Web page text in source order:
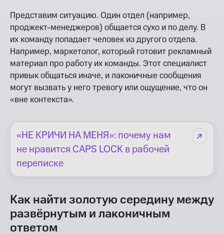
Представим ситуацию. Один отдел (например,
проджект-менеджеров) общается сухо и по делу. В
их команду попадает человек из другого отдела.
Например, маркетолог, который готовит рекламный
материал про работу их команды. Этот специалист
привык общаться иначе, и лаконичные сообщения
могут вызвать у него тревогу или ощущение, что он
«вне контекста».
«НЕ КРИЧИ НА МЕНЯ»: почему нам
не нравится CAPS LOCK в рабочей
переписке
Как найти золотую середину между
развёрнутым и лаконичным
ответом